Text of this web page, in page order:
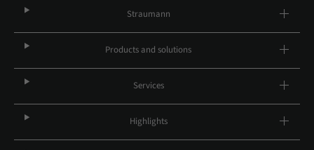
Straumann
Products and solutions
Services
Highlights